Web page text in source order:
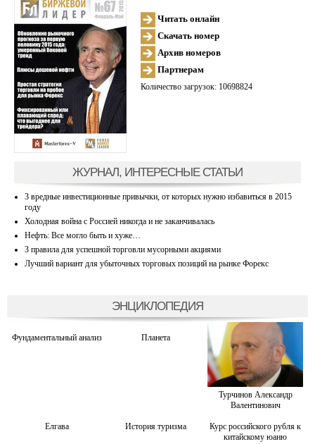
Читать онлайн
Скачать номер
Архив номеров
Партнерам
Количество загрузок: 10698824
ЖУРНАЛ, ИНТЕРЕСНЫЕ СТАТЬИ
3 вредные инвестиционные привычки, от которых нужно избавиться в 2015
году
Холодная война с Россией никогда и не заканчивалась
Нефть: Все могло быть и хуже…
3 правила для успешной торговли мусорными акциями
Лучший вариант для убыточных торговых позиций на рынке Форекс
ЭНЦИКЛОПЕДИЯ
Фундаментальный анализ Планета
Турчинов Александр
Валентинович
Елгава История туризма
Курс российского рубля к
китайскому юаню